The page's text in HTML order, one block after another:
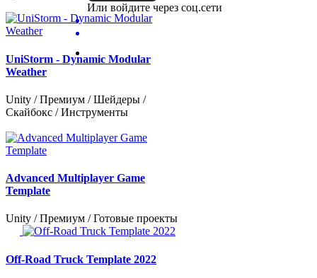
Или войдите через соц.сети
UniStorm - Dynamic Modular
Weather
Unity / Премиум / Шейдеры /
Скайбокс / Инструменты
Advanced Multiplayer Game
Template
Unity / Премиум / Готовые проекты
Off-Road Truck Template 2022